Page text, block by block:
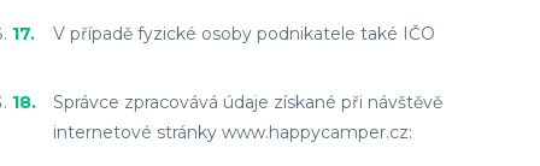
V případě fyzické osoby podnikatele také IČO
Správce zpracovává údaje získané při návštěvě
internetové stránky www.happycamper.cz: